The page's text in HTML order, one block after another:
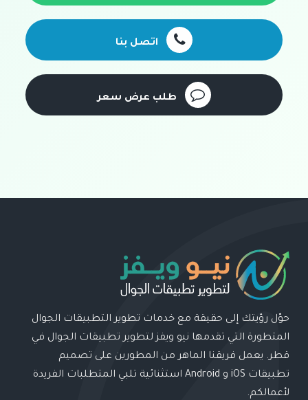
اتصل بنا
طلب عرض سعر
حوّل رؤيتك إلى حقيقة مع خدمات تطوير التطبيقات الجوال
المتطورة التي تقدمها نيو ويفز لتطوير تطبيقات الجوال في
قطر. يعمل فريقنا الماهر من المطورين على تصميم
تطبيقات iOS و Android استثنائية تلبي المتطلبات الفريدة
لأعمالكم.